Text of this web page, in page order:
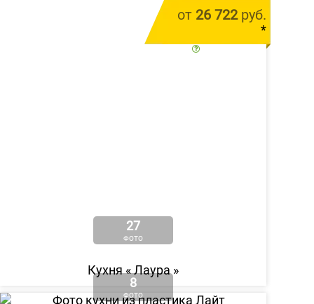
27
ФОТО
от 26 722руб.
*
Кухня «Лаура»
8
ФОТО